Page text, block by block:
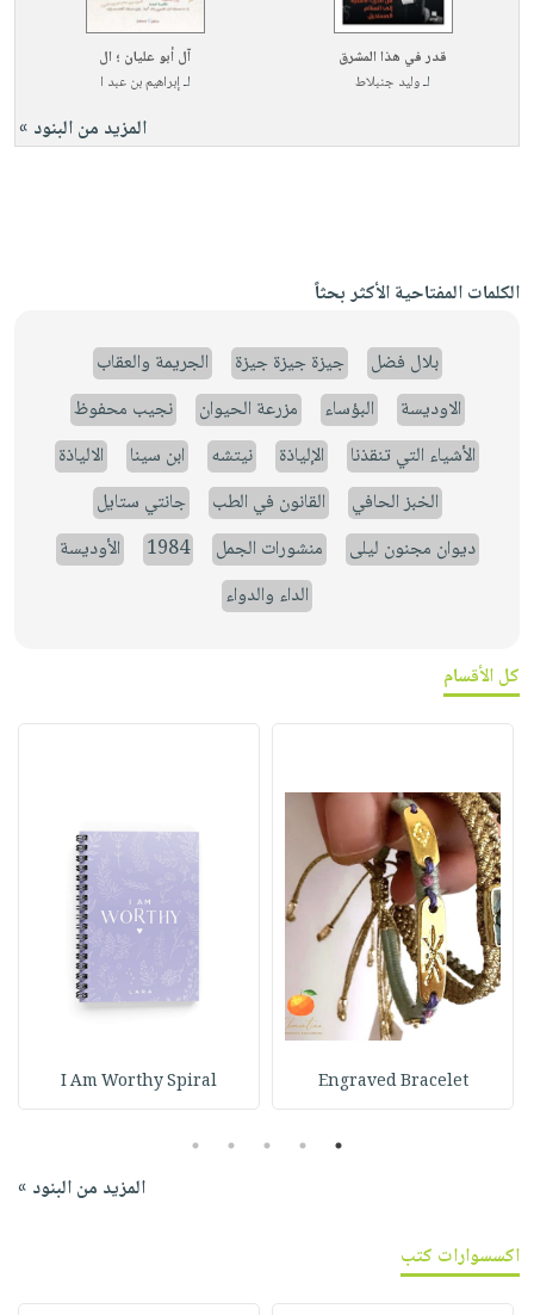
قدر في هذا المشرق
لـوليد جنبلاط
آل أبو عليان ؛ ال
لـإبراهيم بن عبد ا
المزيد من البنود »
الكلمات المفتاحية الأكثر بحثاً
بلال فضل جيزة جيزة جيزة
الجريمة والعقاب
الاوديسة
البؤساء مزرعة الحيوان
نجيب محفوظ
الأشياء التي تنقذنا
الإلياذة نيتشه ابن سينا
الالياذة
الخبز الحافي
القانون في الطب
جانتي ستايل
ديوان مجنون ليلى
منشورات الجمل 1984
الأوديسة
الداء والدواء
كل الأقسام
Engraved Bracelet
I Am Worthy Spiral
1
2
3
4
5
المزيد من البنود »
اكسسوارات كتب